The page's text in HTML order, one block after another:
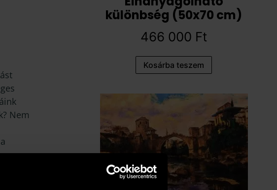
Nem
különbség (50x70 cm)
466 000 Ft
Kosárba teszem